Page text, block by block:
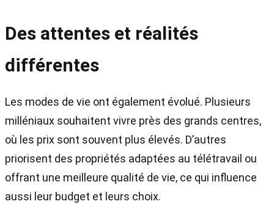
Des attentes et réalités
différentes
Les modes de vie ont également évolué. Plusieurs
milléniaux souhaitent vivre près des grands centres,
où les prix sont souvent plus élevés. D’autres
priorisent des propriétés adaptées au télétravail ou
offrant une meilleure qualité de vie, ce qui influence
aussi leur budget et leurs choix.